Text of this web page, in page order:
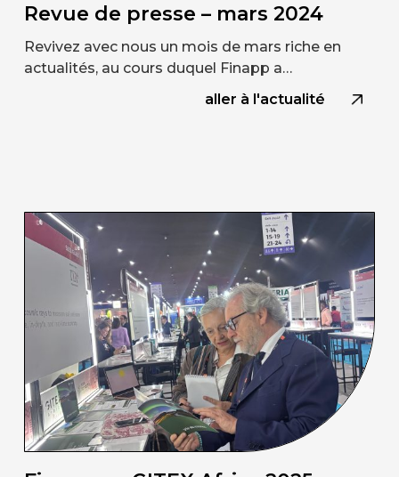
Revue de presse – mars 2024
Revivez avec nous un mois de mars riche en
actualités, au cours duquel Finapp a…
aller à l'actualité